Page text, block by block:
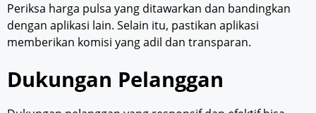
Periksa harga pulsa yang ditawarkan dan bandingkan
dengan aplikasi lain. Selain itu, pastikan aplikasi
memberikan komisi yang adil dan transparan.
Dukungan Pelanggan